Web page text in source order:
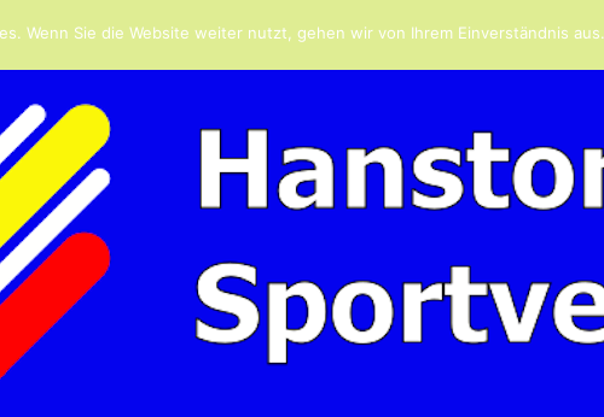
Wenn Sie die Website weiter nutzt, gehen wir von Ihrem Einverständnis aus.